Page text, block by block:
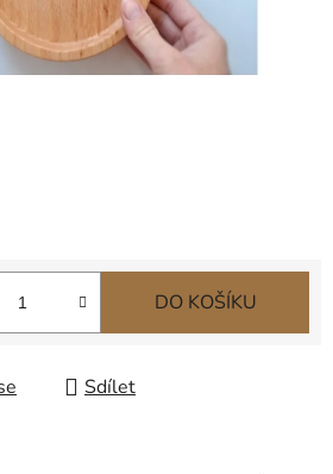
DO KOŠÍKU
Sdílet